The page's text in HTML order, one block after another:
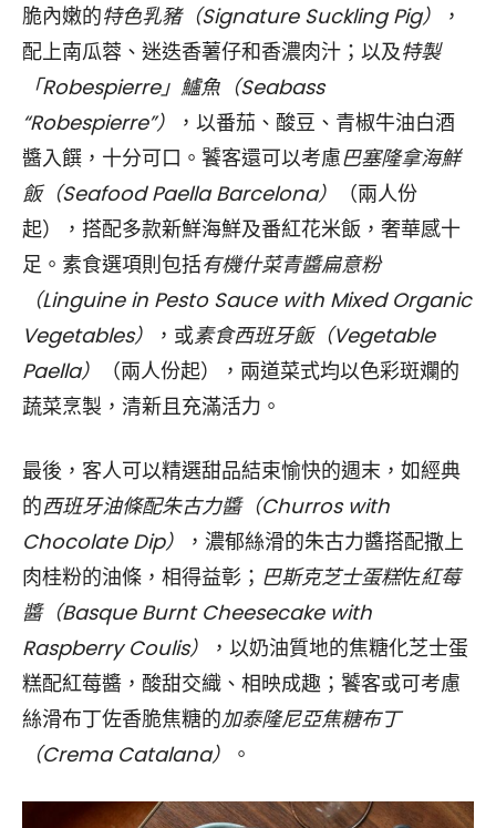
脆內嫩的特色乳豬（Signature Suckling Pig）
，
配上南瓜蓉、迷迭香薯仔和香濃肉汁；以及特製
「Robespierre」鱸魚（Seabass
“Robespierre”）
，以番茄、酸豆、青椒牛油白酒
醬入饌，十分可口。饕客還可以考慮巴塞隆拿海鮮
飯（Seafood Paella Barcelona）
（兩人份
起），搭配多款新鮮海鮮及番紅花米飯，奢華感十
足。素食選項則包括有機什菜青醬扁意粉
（Linguine in Pesto Sauce with Mixed Organic
Vegetables）
，或素食西班牙飯（Vegetable
Paella）
（兩人份起），兩道菜式均以色彩斑斕的
蔬菜烹製，清新且充滿活力。
最後，客人可以精選甜品結束愉快的週末，如經典
的西班牙油條配朱古力醬（Churros with
Chocolate Dip）
，濃郁絲滑的朱古力醬搭配撒上
肉桂粉的油條，相得益彰； 巴斯克芝士蛋糕佐紅莓
醬（Basque Burnt Cheesecake with
Raspberry Coulis）
，以奶油質地的焦糖化芝士蛋
糕配紅莓醬，酸甜交織、相映成趣；饕客或可考慮
絲滑布丁佐香脆焦糖的加泰隆尼亞焦糖布丁
（Crema Catalana）
。